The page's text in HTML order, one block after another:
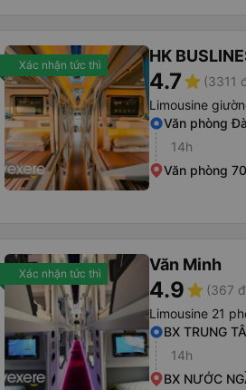
Xác nhận tức thì HK
4.7star (3311
Limousine
Văn phòng
14h
Văn phòng
Xác nhận tức thì Văn Minh
4.9star (367
Limousine 21
BX TRUNG
14h
BX NƯỚC